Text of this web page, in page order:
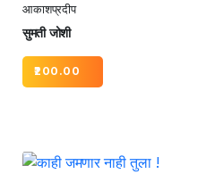
आकाशप्रदीप
सुमती जोशी
200.00